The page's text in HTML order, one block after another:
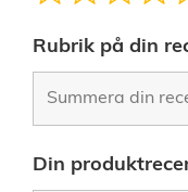
Rubrik på din
Din